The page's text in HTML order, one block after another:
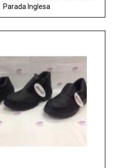
Parada Inglesa